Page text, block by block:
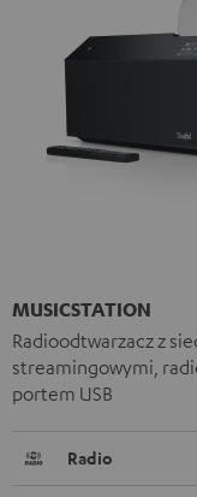
MUSICSTATION
Radioodtwarzacz z
streamingowymi,
portem USB
Radio